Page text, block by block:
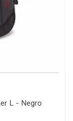
L - Negro